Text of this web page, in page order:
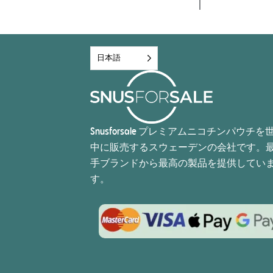
日本語
Snusforsale プレミアムニコチンパウチを
中に販売するスウェーデンの会社です。
手ブランドから最高の製品を提供してい
す。